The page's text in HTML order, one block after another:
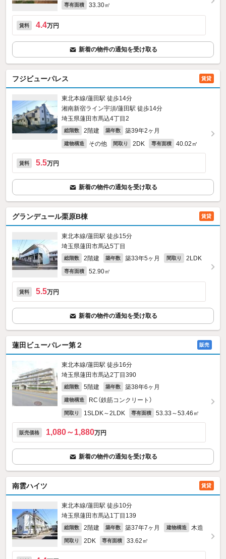
専有面積 33.30㎡
賃料 4.4万円
新着の物件の通知を受け取る
フジビューパレス 賃貸
東北本線/蓮田駅 徒歩14分
湘南新宿ライン宇須/蓮田駅 徒歩14分
埼玉県蓮田市馬込4丁目2
総階数 2階建 築年数 築39年2ヶ月
建物構造 その他 間取り 2DK 専有面積 40.02㎡
賃料 5.5万円
新着の物件の通知を受け取る
グランデュール栗原B棟 賃貸
東北本線/蓮田駅 徒歩15分
埼玉県蓮田市馬込5丁目
総階数 2階建 築年数 築33年5ヶ月 間取り 2LDK
専有面積 52.90㎡
賃料 5.5万円
新着の物件の通知を受け取る
蓮田ビューパレー第２ 販売
東北本線/蓮田駅 徒歩16分
埼玉県蓮田市馬込2丁目390
総階数 5階建 築年数 築38年6ヶ月
建物構造 RC（鉄筋コンクリート）
間取り 1SLDK～2LDK 専有面積 53.33～53.46㎡
販売価格 1,080～1,880万円
新着の物件の通知を受け取る
南雲ハイツ 賃貸
東北本線/蓮田駅 徒歩10分
埼玉県蓮田市馬込1丁目139
総階数 2階建 築年数 築37年7ヶ月 建物構造 木造
間取り 2DK 専有面積 33.62㎡